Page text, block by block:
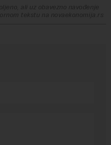
ali uz obavezno navođenje
tekstu na novaekonomija.rs